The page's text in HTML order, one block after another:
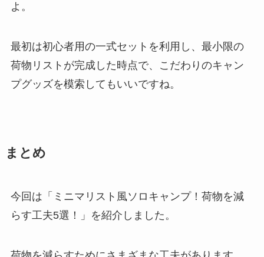
よ。
最初は初心者用の一式セットを利用し、最小限の
荷物リストが完成した時点で、こだわりのキャン
プグッズを模索してもいいですね。
まとめ
今回は「ミニマリスト風ソロキャンプ！荷物を減
らす工夫5選！」を紹介しました。